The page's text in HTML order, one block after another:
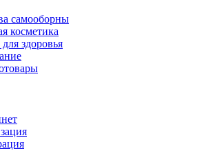
самооборны
косметика
здоровья